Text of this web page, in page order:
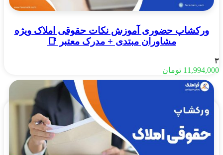
ورکشاپ حضوری آموزش نکات حقوقی املاک ویژه
مشاوران مبتدی + مدرک معتبر 📑
۳
11,994,000 تومان